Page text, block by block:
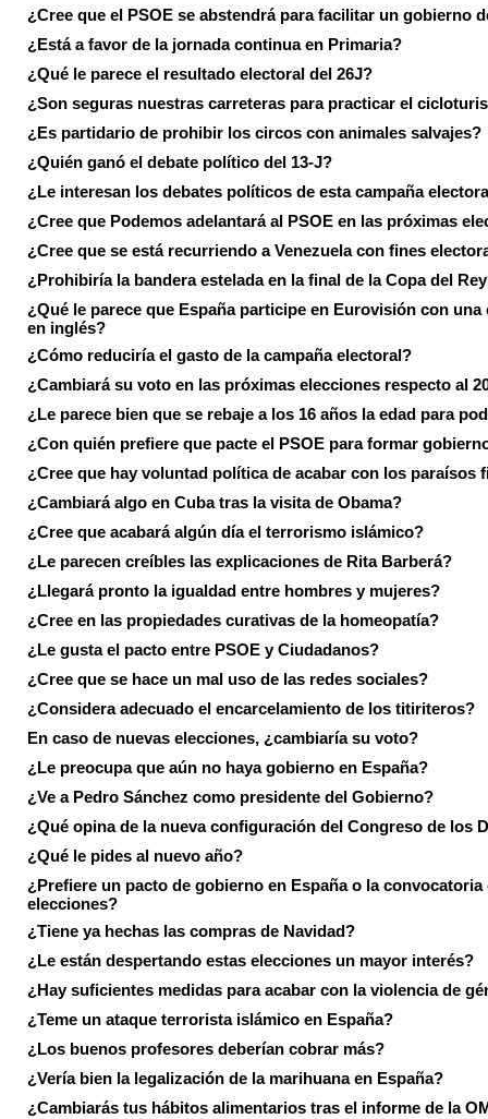
¿Cree que el PSOE se abstendrá para facilitar un gobierno
¿Está a favor de la jornada continua en Primaria?
¿Qué le parece el resultado electoral del 26J?
¿Son seguras nuestras carreteras para practicar el
¿Es partidario de prohibir los circos con animales salvajes?
¿Quién ganó el debate político del 13-J?
¿Le interesan los debates políticos de esta campaña
¿Cree que Podemos adelantará al PSOE en las próximas
¿Cree que se está recurriendo a Venezuela con fines
¿Prohibiría la bandera estelada en la final de la Copa del
¿Qué le parece que España participe en Eurovisión con una
en inglés?
¿Cómo reduciría el gasto de la campaña electoral?
¿Cambiará su voto en las próximas elecciones respecto al
¿Le parece bien que se rebaje a los 16 años la edad para
¿Con quién prefiere que pacte el PSOE para formar
¿Cree que hay voluntad política de acabar con los paraísos
¿Cambiará algo en Cuba tras la visita de Obama?
¿Cree que acabará algún día el terrorismo islámico?
¿Le parecen creíbles las explicaciones de Rita Barberá?
¿Llegará pronto la igualdad entre hombres y mujeres?
¿Cree en las propiedades curativas de la homeopatía?
¿Le gusta el pacto entre PSOE y Ciudadanos?
¿Cree que se hace un mal uso de las redes sociales?
¿Considera adecuado el encarcelamiento de los titiriteros?
En caso de nuevas elecciones, ¿cambiaría su voto?
¿Le preocupa que aún no haya gobierno en España?
¿Ve a Pedro Sánchez como presidente del Gobierno?
¿Qué opina de la nueva configuración del Congreso de los
¿Qué le pides al nuevo año?
¿Prefiere un pacto de gobierno en España o la convocatoria
elecciones?
¿Tiene ya hechas las compras de Navidad?
¿Le están despertando estas elecciones un mayor interés?
¿Hay suficientes medidas para acabar con la violencia de
¿Teme un ataque terrorista islámico en España?
¿Los buenos profesores deberían cobrar más?
¿Vería bien la legalización de la marihuana en España?
¿Cambiarás tus hábitos alimentarios tras el informe de la